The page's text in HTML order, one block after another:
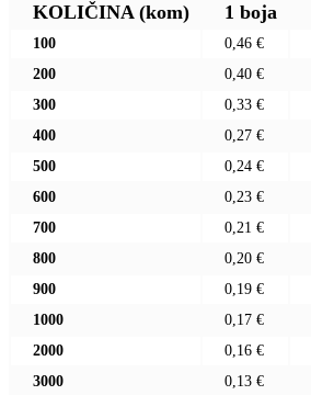
KOLIČINA (kom) 1 boja
100 0,46 €
200
0,40 €
300
0,33 €
400
0,27 €
500
0,24 €
600
0,23 €
700
0,21 €
800
0,20 €
900
0,19 €
1000
0,17 €
2000
0,16 €
3000
0,13 €